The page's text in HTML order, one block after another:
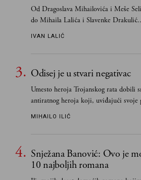
Od Dragoslava Mihailovića i Meše
do Mihaila Lalića i Slavenke
IVAN LALIĆ
Odisej je u stvari negativac
Umesto heroja Trojanskog rata dobili
antiratnog heroja koji, uviđajući svoje
učeći na njima, shvata da postoje stvari
MIHAILO ILIĆ
Snježana Banović: Ovo je
10 najboljih romana